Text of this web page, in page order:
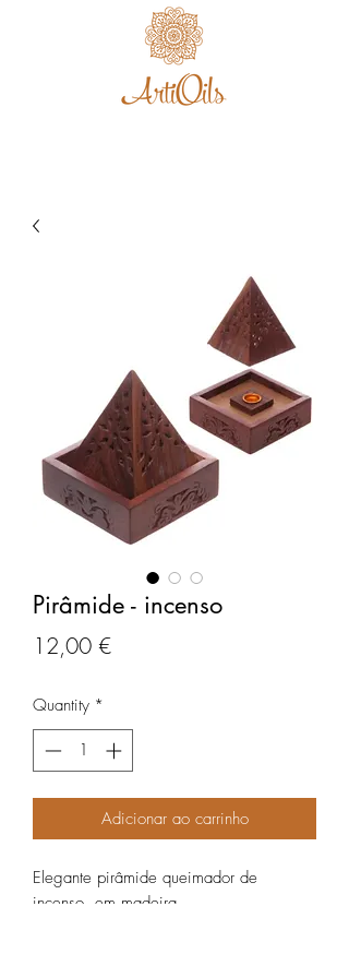
Pirâmide - incenso
12,00 €Price
Quantity *
Adicionar ao carrinho
Elegante pirâmide queimador de
incenso, em madeira.